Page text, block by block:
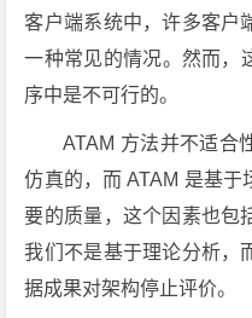
客户端系统中，许多客户
一种常见的情况。然而，
序中是不可行的。
ATAM 方法并不适合
仿真的，而 ATAM 是基于
要的质量，这个因素也包
我们不是基于理论分析，
据成果对架构停止评价。